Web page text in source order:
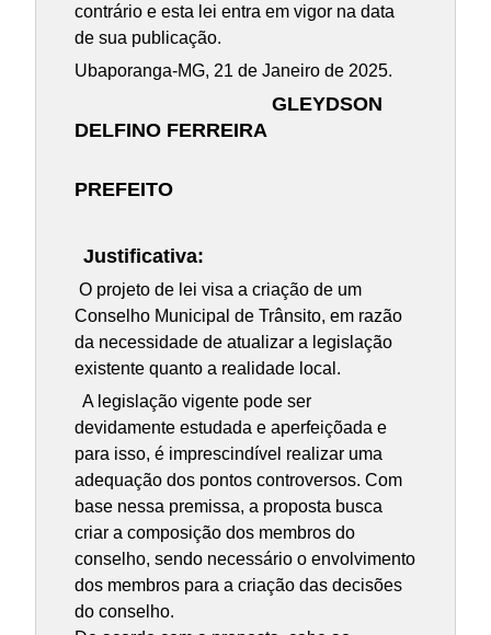
contrário e esta lei entra em vigor na data
de sua publicação.
Ubaporanga-MG, 21 de Janeiro de 2025.
GLEYDSON
DELFINO FERREIRA
PREFEITO
Justificativa:
O projeto de lei visa a criação de um
Conselho Municipal de Trânsito, em razão
da necessidade de atualizar a legislação
existente quanto a realidade local.
A legislação vigente pode ser
devidamente estudada e aperfeiçõada e
para isso, é imprescindível realizar uma
adequação dos pontos controversos. Com
base nessa premissa, a proposta busca
criar a composição dos membros do
conselho, sendo necessário o envolvimento
dos membros para a criação das decisões
do conselho.